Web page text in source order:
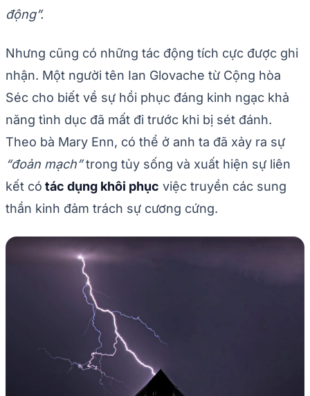
động”.
Nhưng cũng có những tác động tích cực được ghi
nhận. Một người tên Ian Glovache từ Cộng hòa
Séc cho biết về sự hồi phục đáng kinh ngạc khả
năng tình dục đã mất đi trước khi bị sét đánh.
Theo bà Mary Enn, có thể ở anh ta đã xảy ra sự
“đoản mạch”trong tủy sống và xuất hiện sự liên
kết có tác dụng khôi phục việc truyền các sung
thần kinh đảm trách sự cương cứng.